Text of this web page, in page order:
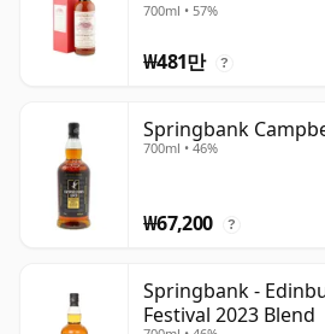
700ml • 57%
₩481만 ?
Springbank
700ml • 46%
₩67,200 ?
Springbank -
Festival 2023 Blend